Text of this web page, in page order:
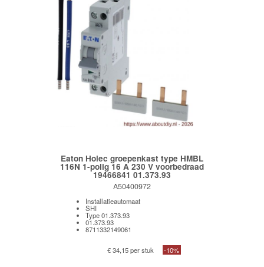
Eaton Holec groepenkast type HMBL
116N 1-polig 16 A 230 V voorbedraad
19466841 01.373.93
A50400972
Installatieautomaat
SHI
Type 01.373.93
01.373.93
8711332149061
€ 34,15 per stuk -10%